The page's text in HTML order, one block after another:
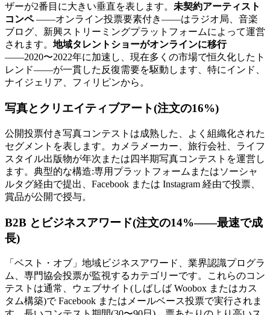
ザーが2番目に大きい垂直を表します。 未契約アーティスト
コンペ――オンライン投票要素付き――はラジオ局、音楽
ブログ、新興ストリーミングプラットフォームによって運営
されます。 地域タレントショーがオンラインに移行
――2020〜2022年に加速し、現在多くの市場で恒久化したト
レンド――が一貫した反復需要を駆動します、特にインド、
ナイジェリア、フィリピンから。
写真とクリエイティブアート(注文の16%)
公開投票付き写真コンテストは成熟した、よく組織化された
セグメントを表します。カメラメーカー、旅行会社、ライフ
スタイル出版物が年次または四半期写真コンテストを運営し
ます。典型的な構造:専用プラットフォームまたはソーシャ
ルタグ経由で提出、Facebook または Instagram 経由で投票、
賞品が公開で授与。
B2B とビジネスアワード(注文の14%――最速で成
長)
「ベスト・オブ」地域ビジネスアワード、業界認識プログラ
ム、専門協会投票が監視するカテゴリーです。これらのコン
テストは通常、ウェブサイト(しばしば Woobox またはカス
タム構築)で Facebook またはメールベース投票で実行されま